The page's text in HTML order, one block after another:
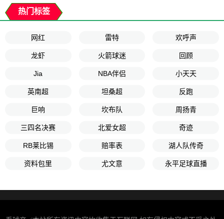
热门标签
网红 雷特 欢呼声
龙虾 火箭球迷 回顾
Jia NBA伴侣 小天天
英南超 坦桑超 反跑
巨响 坎布队 周扬青
三四名决赛 北爱女超 奇迹
RB莱比锡 赔率表 湖人队传奇
资料包里 尤文意 永平足球直播